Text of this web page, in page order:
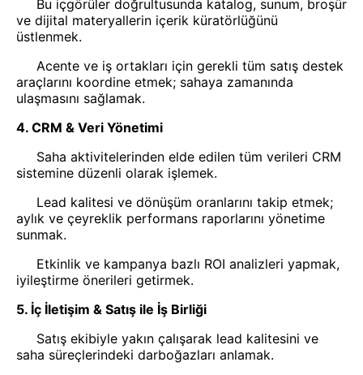
Bu içgörüler doğrultusunda katalog, sunum, broşür
ve dijital materyallerin içerik küratörlüğünü
üstlenmek.
Acente ve iş ortakları için gerekli tüm satış destek
araçlarını koordine etmek; sahaya zamanında
ulaşmasını sağlamak.
4. CRM & Veri Yönetimi
Saha aktivitelerinden elde edilen tüm verileri CRM
sistemine düzenli olarak işlemek.
Lead kalitesi ve dönüşüm oranlarını takip etmek;
aylık ve çeyreklik performans raporlarını yönetime
sunmak.
Etkinlik ve kampanya bazlı ROI analizleri yapmak,
iyileştirme önerileri getirmek.
5. İç İletişim & Satış ile İş Birliği
Satış ekibiyle yakın çalışarak lead kalitesini ve
saha süreçlerindeki darboğazları anlamak.